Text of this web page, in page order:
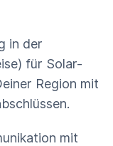
in der
für Solar-
Region mit
mit